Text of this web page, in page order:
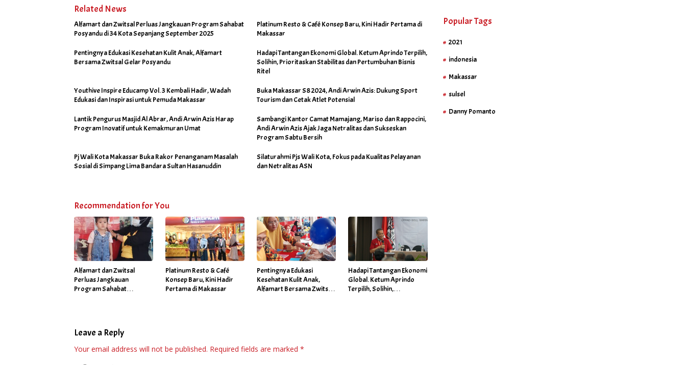
Related News
Alfamart dan Zwitsal Perluas Jangkauan Program Sahabat
Posyandu di 34 Kota Sepanjang September 2025
Platinum Resto & Café Konsep Baru, Kini Hadir Pertama di
Makassar
Pentingnya Edukasi Kesehatan Kulit Anak, Alfamart
Bersama Zwitsal Gelar Posyandu
Hadapi Tantangan Ekonomi Global. Ketum Aprindo Terpilih,
Solihin, Prioritaskan Stabilitas dan Pertumbuhan Bisnis
Ritel
Youthive Inspire Educamp Vol. 3 Kembali Hadir, Wadah
Edukasi dan Inspirasi untuk Pemuda Makassar
Buka Makassar S8 2024, Andi Arwin Azis: Dukung Sport
Tourism dan Cetak Atlet Potensial
Lantik Pengurus Masjid Al Abrar, Andi Arwin Azis Harap
Program Inovatif untuk Kemakmuran Umat
Sambangi Kantor Camat Mamajang, Mariso dan Rappocini,
Andi Arwin Azis Ajak Jaga Netralitas dan Sukseskan
Program Sabtu Bersih
Pj Wali Kota Makassar Buka Rakor Penanganam Masalah
Sosial di Simpang Lima Bandara Sultan Hasanuddin
Silaturahmi Pjs Wali Kota, Fokus pada Kualitas Pelayanan
dan Netralitas ASN
Recommendation for You
Alfamart dan Zwitsal
Perluas Jangkauan
Program Sahabat
Platinum Resto & Café
Konsep Baru, Kini Hadir
Pertama di Makassar
Pentingnya Edukasi
Kesehatan Kulit Anak,
Alfamart Bersama Zwitsal
Hadapi Tantangan Ekonomi
Global. Ketum Aprindo
Terpilih, Solihin,
Leave a Reply
Your email address will not be published. Required fields are marked *
Popular Tags
2021
indonesia
Makassar
sulsel
Danny Pomanto